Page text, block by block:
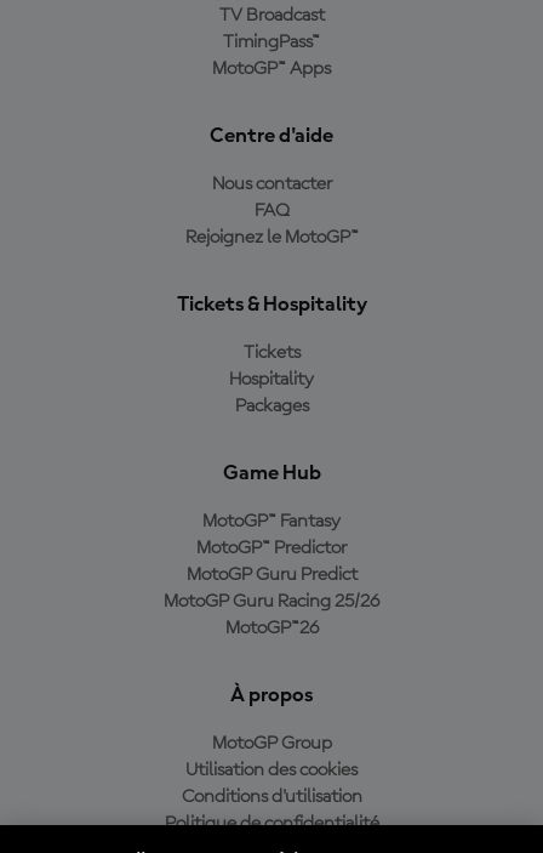
TV Broadcast
TimingPass™
MotoGP™ Apps
Centre d'aide
Nous contacter
FAQ
Rejoignez le MotoGP™
Tickets & Hospitality
Tickets
Hospitality
Packages
Game Hub
MotoGP™ Fantasy
MotoGP™ Predictor
MotoGP Guru Predict
MotoGP Guru Racing 25/26
MotoGP™26
À propos
MotoGP Group
Utilisation des cookies
Conditions d'utilisation
Politique de confidentialité